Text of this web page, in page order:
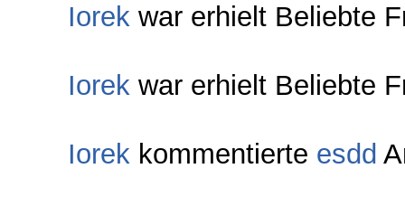
Iorek war erhielt Beliebte
Iorek war erhielt Beliebte
Iorek kommentierte esdd